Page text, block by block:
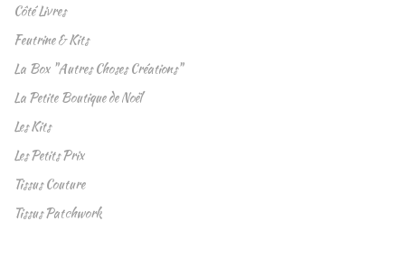
Côté Livres
Feutrine & Kits
La Box "Autres Choses Créations"
La Petite Boutique de Noël
Les Kits
Les Petits Prix
Tissus Couture
Tissus Patchwork